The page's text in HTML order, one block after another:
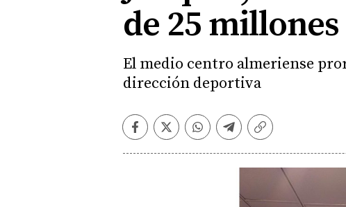
de 25
El medio centro almeriense
dirección deportiva
Facebook
TwitterWhatsapp
Telegram
Copiar